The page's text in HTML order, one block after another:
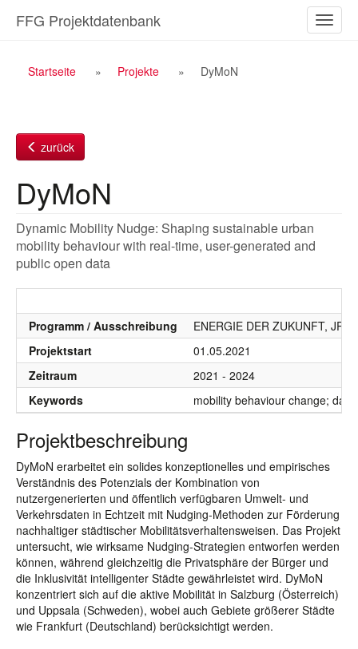
Inhalt
ein-/
FFG Projektdatenbank
Breadcrumb
Startseite Projekte DyMoN
zurück
DyMoN
Dynamic Mobility Nudge: Shaping sustainable urban
mobility behaviour with real-time, user-generated and
public open data
Programm / Ausschreibung
ENERGIE DER ZUKUNFT, JPI
Projektstart
01.05.2021
Zeitraum
2021 - 2024
Keywords
mobility behaviour change;
Projektbeschreibung
DyMoN erarbeitet ein solides konzeptionelles und empirisches
Verständnis des Potenzials der Kombination von
nutzergenerierten und öffentlich verfügbaren Umwelt- und
Verkehrsdaten in Echtzeit mit Nudging-Methoden zur Förderung
nachhaltiger städtischer Mobilitätsverhaltensweisen. Das Projekt
untersucht, wie wirksame Nudging-Strategien entworfen werden
können, während gleichzeitig die Privatsphäre der Bürger und
die Inklusivität intelligenter Städte gewährleistet wird. DyMoN
konzentriert sich auf die aktive Mobilität in Salzburg (Österreich)
und Uppsala (Schweden), wobei auch Gebiete größerer Städte
wie Frankfurt (Deutschland) berücksichtigt werden.